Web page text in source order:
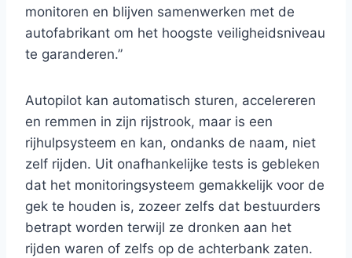
monitoren en blijven samenwerken met de
autofabrikant om het hoogste veiligheidsniveau
te garanderen.”
Autopilot kan automatisch sturen, accelereren
en remmen in zijn rijstrook, maar is een
rijhulpsysteem en kan, ondanks de naam, niet
zelf rijden. Uit onafhankelijke tests is gebleken
dat het monitoringsysteem gemakkelijk voor de
gek te houden is, zozeer zelfs dat bestuurders
betrapt worden terwijl ze dronken aan het
rijden waren of zelfs op de achterbank zaten.